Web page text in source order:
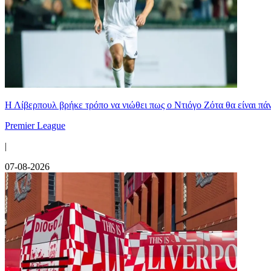
Η Λίβερπουλ βρήκε τρόπο να νιώθει πως ο Ντιόγο Ζότα θα είναι
Premier League
|
07-08-2026